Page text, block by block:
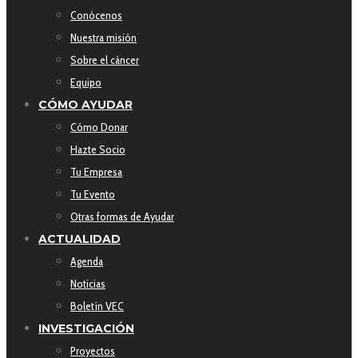
Conócenos
Nuestra misión
Sobre el cáncer
Equipo
CÓMO AYUDAR
Cómo Donar
Hazte Socio
Tu Empresa
Tu Evento
Otras formas de Ayudar
ACTUALIDAD
Agenda
Noticias
Boletín VEC
INVESTIGACIÓN
Proyectos